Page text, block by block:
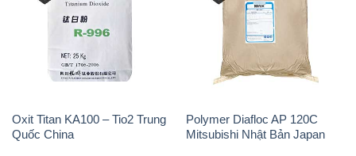
Oxit Titan KA100 – Tio2 Trung
Polymer Diafloc AP 120C
Mitsubishi Nhật Bản Japan